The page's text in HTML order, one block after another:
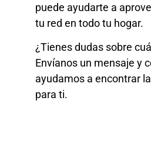
puede ayudarte a
tu red en todo tu hogar.
¿Tienes dudas sobre
Envíanos un mensaje y
ayudamos a encontrar
para ti.